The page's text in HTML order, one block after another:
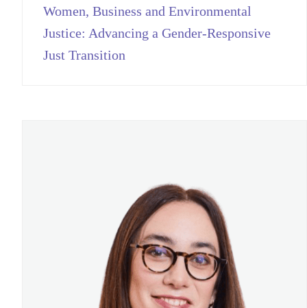
Women, Business and Environmental
Justice: Advancing a Gender-Responsive
Just Transition